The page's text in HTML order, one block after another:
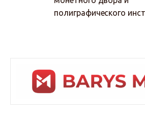
полиграфического